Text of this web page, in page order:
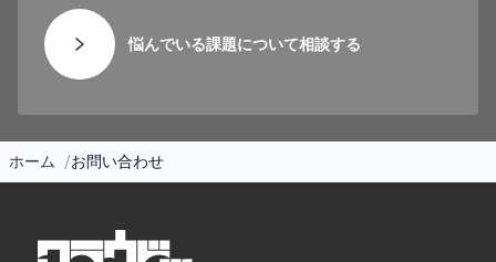
悩んでいる課題について相談する
ホーム お問い合わせ